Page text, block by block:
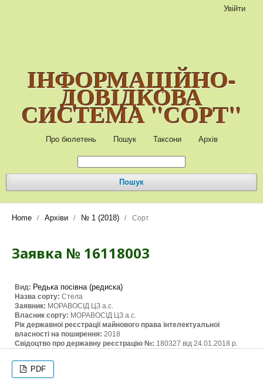
ІНФОРМАЦІЙНО-
ДОВІДКОВА
СИСТЕМА "СОРТ"
Про бюлетень Пошук Таксони Архів
Пошук
Увійти
Home / Архіви / № 1 (2018) / Сорт
Заявка № 16118003
Вид: Редька посівна (редиска)
Назва сорту: Стела
Заявник: МОРАВОСІД ЦЗ а.с.
Власник сорту: МОРАВОСІД ЦЗ а.с.
Рік державної реєстрації майнового права інтелектуальної
власності на поширення: 2018
Свідоцтво про державну реєстрацію №: 180327 від 24.01.2018 р.
PDF